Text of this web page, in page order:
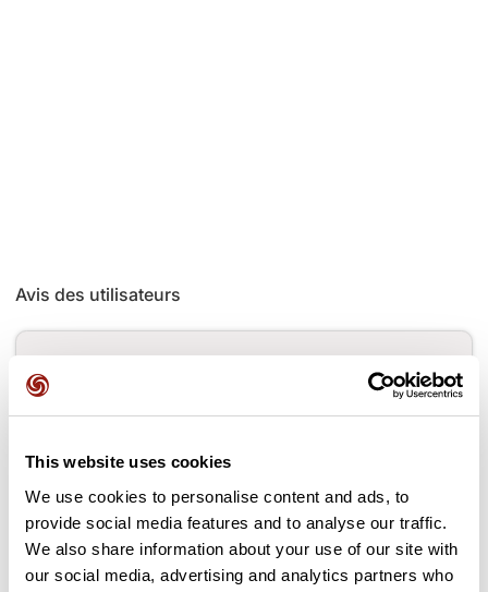
This website uses cookies
We use cookies to personalise content and ads, to
provide social media features and to analyse our traffic.
We also share information about your use of our site with
our social media, advertising and analytics partners who
Avis des utilisateurs
Ajouter un avis
Cols le long du parcours